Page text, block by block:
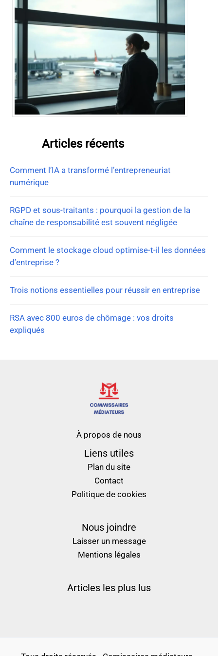
Articles récents
Comment l’IA a transformé l’entrepreneuriat
numérique
RGPD et sous-traitants : pourquoi la gestion de la
chaîne de responsabilité est souvent négligée
Comment le stockage cloud optimise-t-il les données
d’entreprise ?
Trois notions essentielles pour réussir en entreprise
RSA avec 800 euros de chômage : vos droits
expliqués
À propos de nous
Liens utiles
Plan du site
Contact
Politique de cookies
Nous joindre
Laisser un message
Mentions légales
Articles les plus lus